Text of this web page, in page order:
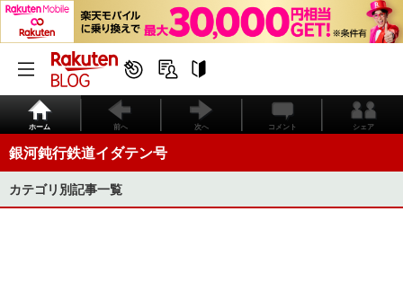
ホーム 前へ 次へ コメント シェア
銀河鈍行鉄道イダテン号
カテゴリ別記事一覧